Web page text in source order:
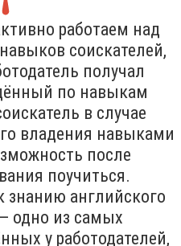
работаем над
соискателей,
получал
по навыкам
в случае
владения навыками
после
поучиться.
знанию английского
одно из самых
у работодателей,